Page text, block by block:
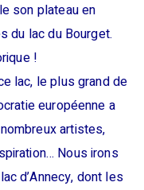
son plateau en
du lac du Bourget.
!
lac, le plus grand de
européenne a
artistes,
Nous irons
d’Annecy, dont les